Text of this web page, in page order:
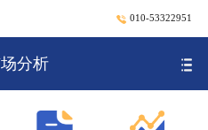
010-53322951
分析